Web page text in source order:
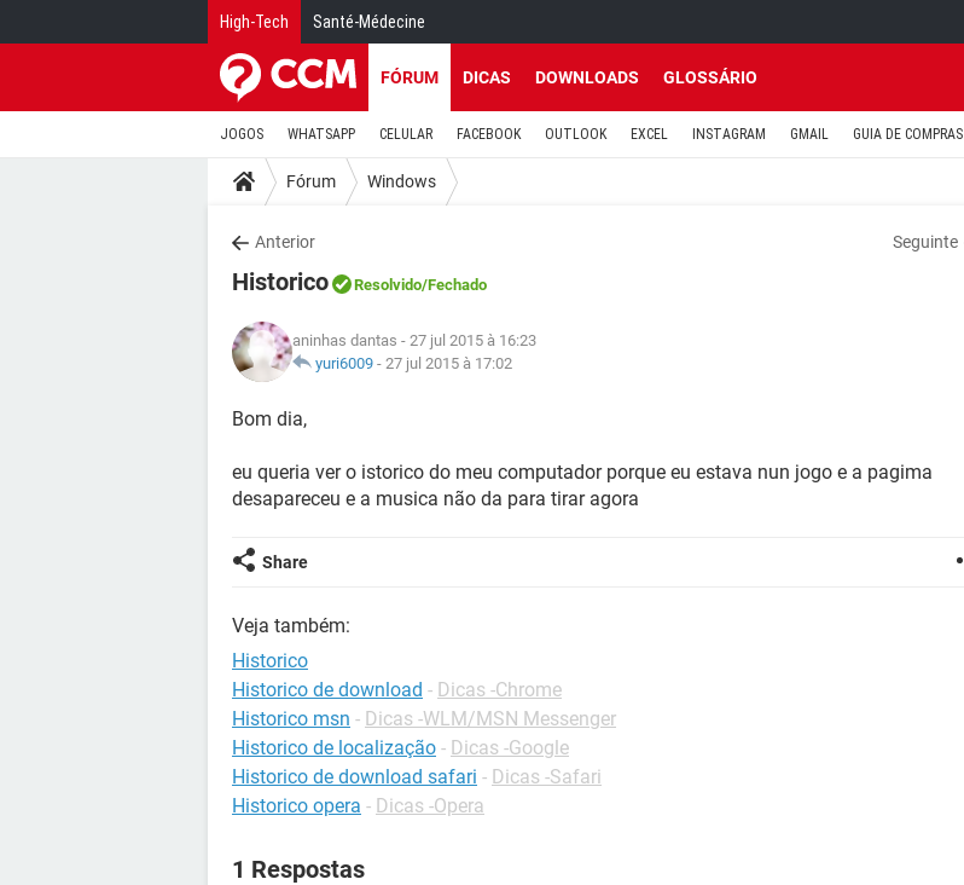
High-Tech Santé-Médecine
FÓRUM DICAS DOWNLOADS GLOSSÁRIO
JOGOS WHATSAPP CELULAR FACEBOOK OUTLOOK EXCEL INSTAGRAM GMAIL GUIA DE COMPRAS
Fórum Windows
Anterior Seguinte
Historico Resolvido/Fechado
aninhas dantas - 27 jul 2015 à 16:23
yuri6009 - 27 jul 2015 à 17:02
Bom dia,
eu queria ver o istorico do meu computador porque eu estava nun jogo e a pagima
desapareceu e a musica não da para tirar agora
Share
Veja também:
Historico
Historico de download - Dicas -Chrome
Historico msn - Dicas -WLM/MSN Messenger
Historico de localização - Dicas -Google
Historico de download safari - Dicas -Safari
Historico opera - Dicas -Opera
1 Respostas